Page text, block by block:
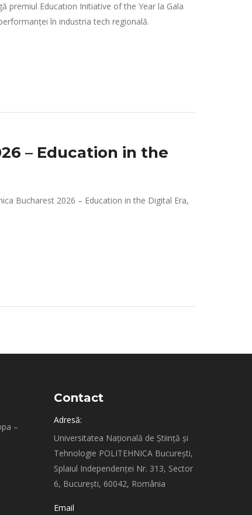
premiul Education Initiative of the Year la Gala
în industria tech regională.
– Education in the
Bucharest 2026 – Education in the Digital Era,
–
Contact
Adresă:
Universitatea Națională de Știință și
Tehnologie POLITEHNICA București,
Splaiul Independenței Nr. 313, Sector
6, București, 60042, România
Email